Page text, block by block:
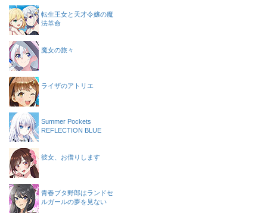
転生王女と天才令嬢の魔
法革命
魔女の旅々
ライザのアトリエ
Summer Pockets
REFLECTION BLUE
彼女、お借りします
青春ブタ野郎はランドセ
ルガールの夢を見ない